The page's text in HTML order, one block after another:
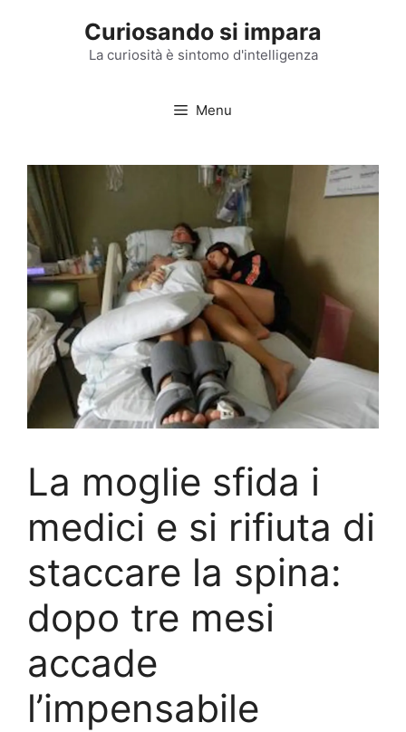
Curiosando si impara
La curiosità è sintomo d'intelligenza
Menu
La moglie sfida i
medici e si rifiuta di
staccare la spina:
dopo tre mesi
accade
l’impensabile